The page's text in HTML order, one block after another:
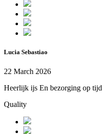
Lucia Sebastiao
22 March 2026
Heerlijk ijs En bezorging op
Quality